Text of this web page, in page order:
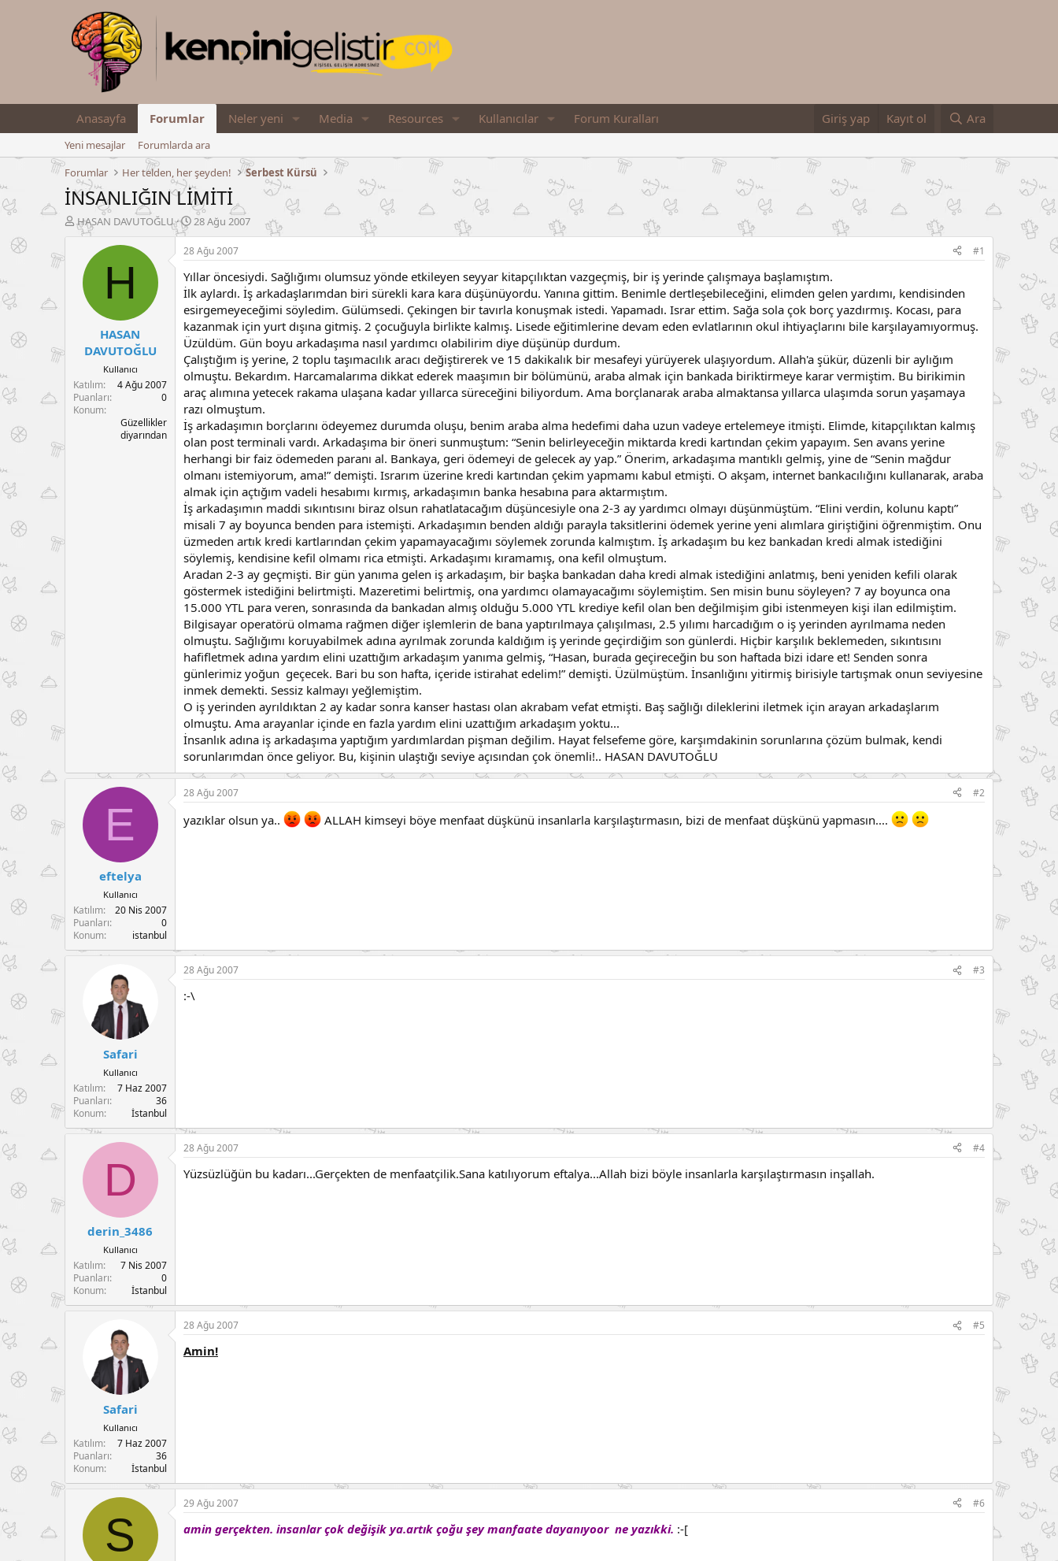
Anasayfa Forumlar Neler yeni Media Resources Kullanıcılar Forum Kuralları Giriş yap Kayıt ol Ara
Yeni mesajlar
Forumlarda ara
Forumlar
Her telden, her şeyden! Serbest Kürsü
İNSANLIĞIN LİMİTİ
K
o
a
n
HASAN DAVUTOĞLU
B
a
ş
l
a
n
g
ç
t
a
r
i
h
28 Ağu 2007
H
HASAN
DAVUTOĞLU
Kullanıcı
Katılım
4 Ağu 2007
Puanları
0
Konum
Güzellikler
diyarından
28 Ağu 2007 #1
Yıllar öncesiydi. Sağlığımı olumsuz yönde etkileyen seyyar kitapçılıktan vazgeçmiş, bir iş yerinde çalışmaya başlamıştım.
İlk aylardı. İş arkadaşlarımdan biri sürekli kara kara düşünüyordu. Yanına gittim. Benimle dertleşebileceğini, elimden gelen yardımı, kendisinden
esirgemeyeceğimi söyledim. Gülümsedi. Çekingen bir tavırla konuşmak istedi. Yapamadı. Israr ettim. Sağa sola çok borç yazdırmış. Kocası, para
kazanmak için yurt dışına gitmiş. 2 çocuğuyla birlikte kalmış. Lisede eğitimlerine devam eden evlatlarının okul ihtiyaçlarını bile karşılayamıyormuş.
Üzüldüm. Gün boyu arkadaşıma nasıl yardımcı olabilirim diye düşünüp durdum.
Çalıştığım iş yerine, 2 toplu taşımacılık aracı değiştirerek ve 15 dakikalık bir mesafeyi yürüyerek ulaşıyordum. Allah'a şükür, düzenli bir aylığım
olmuştu. Bekardım. Harcamalarıma dikkat ederek maaşımın bir bölümünü, araba almak için bankada biriktirmeye karar vermiştim. Bu birikimin
araç alımına yetecek rakama ulaşana kadar yıllarca süreceğini biliyordum. Ama borçlanarak araba almaktansa yıllarca ulaşımda sorun yaşamaya
razı olmuştum.
İş arkadaşımın borçlarını ödeyemez durumda oluşu, benim araba alma hedefimi daha uzun vadeye ertelemeye itmişti. Elimde, kitapçılıktan kalmış
olan post terminali vardı. Arkadaşıma bir öneri sunmuştum: “Senin belirleyeceğin miktarda kredi kartından çekim yapayım. Sen avans yerine
herhangi bir faiz ödemeden paranı al. Bankaya, geri ödemeyi de gelecek ay yap.” Önerim, arkadaşıma mantıklı gelmiş, yine de “Senin mağdur
olmanı istemiyorum, ama!” demişti. Israrım üzerine kredi kartından çekim yapmamı kabul etmişti. O akşam, internet bankacılığını kullanarak, araba
almak için açtığım vadeli hesabımı kırmış, arkadaşımın banka hesabına para aktarmıştım.
İş arkadaşımın maddi sıkıntısını biraz olsun rahatlatacağım düşüncesiyle ona 2-3 ay yardımcı olmayı düşünmüştüm. “Elini verdin, kolunu kaptı”
misali 7 ay boyunca benden para istemişti. Arkadaşımın benden aldığı parayla taksitlerini ödemek yerine yeni alımlara giriştiğini öğrenmiştim. Onu
üzmeden artık kredi kartlarından çekim yapamayacağımı söylemek zorunda kalmıştım. İş arkadaşım bu kez bankadan kredi almak istediğini
söylemiş, kendisine kefil olmamı rica etmişti. Arkadaşımı kıramamış, ona kefil olmuştum.
Aradan 2-3 ay geçmişti. Bir gün yanıma gelen iş arkadaşım, bir başka bankadan daha kredi almak istediğini anlatmış, beni yeniden kefili olarak
göstermek istediğini belirtmişti. Mazeretimi belirtmiş, ona yardımcı olamayacağımı söylemiştim. Sen misin bunu söyleyen? 7 ay boyunca ona
15.000 YTL para veren, sonrasında da bankadan almış olduğu 5.000 YTL krediye kefil olan ben değilmişim gibi istenmeyen kişi ilan edilmiştim.
Bilgisayar operatörü olmama rağmen diğer işlemlerin de bana yaptırılmaya çalışılması, 2.5 yılımı harcadığım o iş yerinden ayrılmama neden
olmuştu. Sağlığımı koruyabilmek adına ayrılmak zorunda kaldığım iş yerinde geçirdiğim son günlerdi. Hiçbir karşılık beklemeden, sıkıntısını
hafifletmek adına yardım elini uzattığım arkadaşım yanıma gelmiş, “Hasan, burada geçireceğin bu son haftada bizi idare et! Senden sonra
günlerimiz yoğun geçecek. Bari bu son hafta, içeride istirahat edelim!” demişti. Üzülmüştüm. İnsanlığını yitirmiş birisiyle tartışmak onun seviyesine
inmek demekti. Sessiz kalmayı yeğlemiştim.
O iş yerinden ayrıldıktan 2 ay kadar sonra kanser hastası olan akrabam vefat etmişti. Baş sağlığı dileklerini iletmek için arayan arkadaşlarım
olmuştu. Ama arayanlar içinde en fazla yardım elini uzattığım arkadaşım yoktu...
İnsanlık adına iş arkadaşıma yaptığım yardımlardan pişman değilim. Hayat felsefeme göre, karşımdakinin sorunlarına çözüm bulmak, kendi
sorunlarımdan önce geliyor. Bu, kişinin ulaştığı seviye açısından çok önemli!.. HASAN DAVUTOĞLU
E
eftelya
Kullanıcı
Katılım
20 Nis 2007
Puanları
0
Konum
istanbul
28 Ağu 2007 #2
yazıklar olsun ya.. ALLAH kimseyi böye menfaat düşkünü insanlarla karşılaştırmasın, bizi de menfaat düşkünü yapmasın....
Safari
Kullanıcı
Katılım
7 Haz 2007
Puanları
36
Konum
İstanbul
28 Ağu 2007 #3
:-\
D
derin_3486
Kullanıcı
Katılım
7 Nis 2007
Puanları
0
Konum
İstanbul
28 Ağu 2007 #4
Yüzsüzlüğün bu kadarı...Gerçekten de menfaatçilik.Sana katılıyorum eftalya...Allah bizi böyle insanlarla karşılaştırmasın inşallah.
Safari
Kullanıcı
Katılım
7 Haz 2007
Puanları
36
Konum
İstanbul
28 Ağu 2007 #5
Amin!
S
29 Ağu 2007 #6
amin gerçekten. insanlar çok değişik ya.artık çoğu şey manfaate dayanıyoor ne yazıkki. :-[